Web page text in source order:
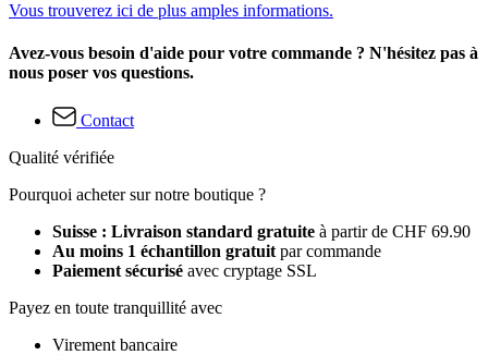
Vous trouverez ici de plus amples informations.
Avez-vous besoin d'aide pour votre commande ? N'hésitez pas à
nous poser vos questions.
Contact
Qualité vérifiée
Pourquoi acheter sur notre boutique ?
Suisse : Livraison standard gratuite à partir de CHF 69.90
Au moins 1 échantillon gratuit par commande
Paiement sécurisé avec cryptage SSL
Payez en toute tranquillité avec
Virement bancaire